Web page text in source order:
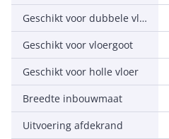
Geschikt voor dubbele vloer
Geschikt voor vloergoot
Geschikt voor holle vloer
Breedte inbouwmaat
Uitvoering afdekrand